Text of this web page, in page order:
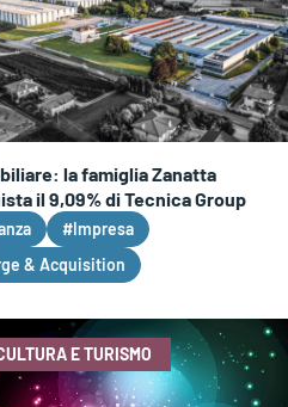
la famiglia Zanatta
il 9,09% di Tecnica Group
#Impresa
& Acquisition
E TURISMO